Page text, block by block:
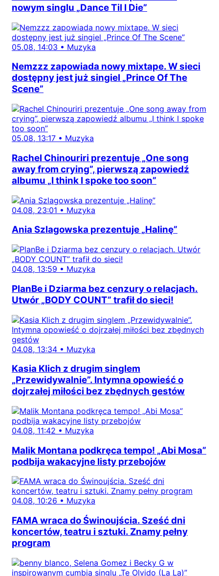
nowym singlu „Dance Til I Die”
05.08, 14:03 • Muzyka
Nemzzz zapowiada nowy mixtape. W sieci
dostępny jest już singiel „Prince Of The
Scene”
05.08, 13:17 • Muzyka
Rachel Chinouriri prezentuje „One song
away from crying”, pierwszą zapowiedź
albumu „I think I spoke too soon”
04.08, 23:01 • Muzyka
Ania Szlagowska prezentuje „Halinę”
04.08, 13:59 • Muzyka
PlanBe i Dziarma bez cenzury o relacjach.
Utwór „BODY COUNT” trafił do sieci!
04.08, 13:34 • Muzyka
Kasia Klich z drugim singlem
„Przewidywalnie”. Intymna opowieść o
dojrzałej miłości bez zbędnych gestów
04.08, 11:42 • Muzyka
Malik Montana podkręca tempo! „Abi Mosa”
podbija wakacyjne listy przebojów
04.08, 10:26 • Muzyka
FAMA wraca do Świnoujścia. Sześć dni
koncertów, teatru i sztuki. Znamy pełny
program